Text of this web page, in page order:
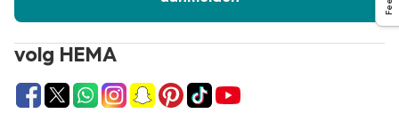
volg HEMA